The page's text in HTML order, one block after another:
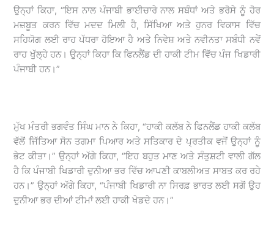
ਉਨ੍ਹਾਂ ਕਿਹਾ, “ਇਸ ਨਾਲ ਪੰਜਾਬੀ ਭਾਈਚਾਰੇ ਨਾਲ ਸਬੰਧਾਂ ਅਤੇ ਭਰੋਸੇ ਨੂੰ ਹੋਰ
ਮਜ਼ਬੂਤ ਕਰਨ ਵਿੱਚ ਮਦਦ ਮਿਲੀ ਹੈ, ਸਿੱਖਿਆ ਅਤੇ ਹੁਨਰ ਵਿਕਾਸ ਵਿੱਚ
ਸਹਿਯੋਗ ਲਈ ਰਾਹ ਪੱਧਰਾ ਹੋਇਆ ਹੈ ਅਤੇ ਨਿਵੇਸ਼ ਅਤੇ ਨਵੀਨਤਾ ਸਬੰਧੀ ਨਵੇਂ
ਰਾਹ ਖੁੱਲ੍ਹੇ ਹਨ। ਉਨ੍ਹਾਂ ਕਿਹਾ ਕਿ ਫਿਨਲੈਂਡ ਦੀ ਹਾਕੀ ਟੀਮ ਵਿੱਚ ਪੰਜ ਖਿਡਾਰੀ
ਪੰਜਾਬੀ ਹਨ।”
ਮੁੱਖ ਮੰਤਰੀ ਭਗਵੰਤ ਸਿੰਘ ਮਾਨ ਨੇ ਕਿਹਾ, “ਹਾਕੀ ਕਲੱਬ ਨੇ ਫਿਨਲੈਂਡ ਹਾਕੀ ਕਲੱਬ
ਵੱਲੋਂ ਜਿੱਤਿਆ ਸੋਨ ਤਗਮਾ ਪਿਆਰ ਅਤੇ ਸਤਿਕਾਰ ਦੇ ਪ੍ਰਤੀਕ ਵਜੋਂ ਉਨ੍ਹਾਂ ਨੂੰ
ਭੇਟ ਕੀਤਾ।” ਉਨ੍ਹਾਂ ਅੱਗੇ ਕਿਹਾ, “ਇਹ ਬਹੁਤ ਮਾਣ ਅਤੇ ਸੰਤੁਸ਼ਟੀ ਵਾਲੀ ਗੱਲ
ਹੈ ਕਿ ਪੰਜਾਬੀ ਖਿਡਾਰੀ ਦੁਨੀਆ ਭਰ ਵਿੱਚ ਆਪਣੀ ਕਾਬਲੀਅਤ ਸਾਬਤ ਕਰ ਰਹੇ
ਹਨ।” ਉਨ੍ਹਾਂ ਅੱਗੇ ਕਿਹਾ, “ਪੰਜਾਬੀ ਖਿਡਾਰੀ ਨਾ ਸਿਰਫ਼ ਭਾਰਤ ਲਈ ਸਗੋਂ ਉਹ
ਦੁਨੀਆ ਭਰ ਦੀਆਂ ਟੀਮਾਂ ਲਈ ਹਾਕੀ ਖੇਡਦੇ ਹਨ।”